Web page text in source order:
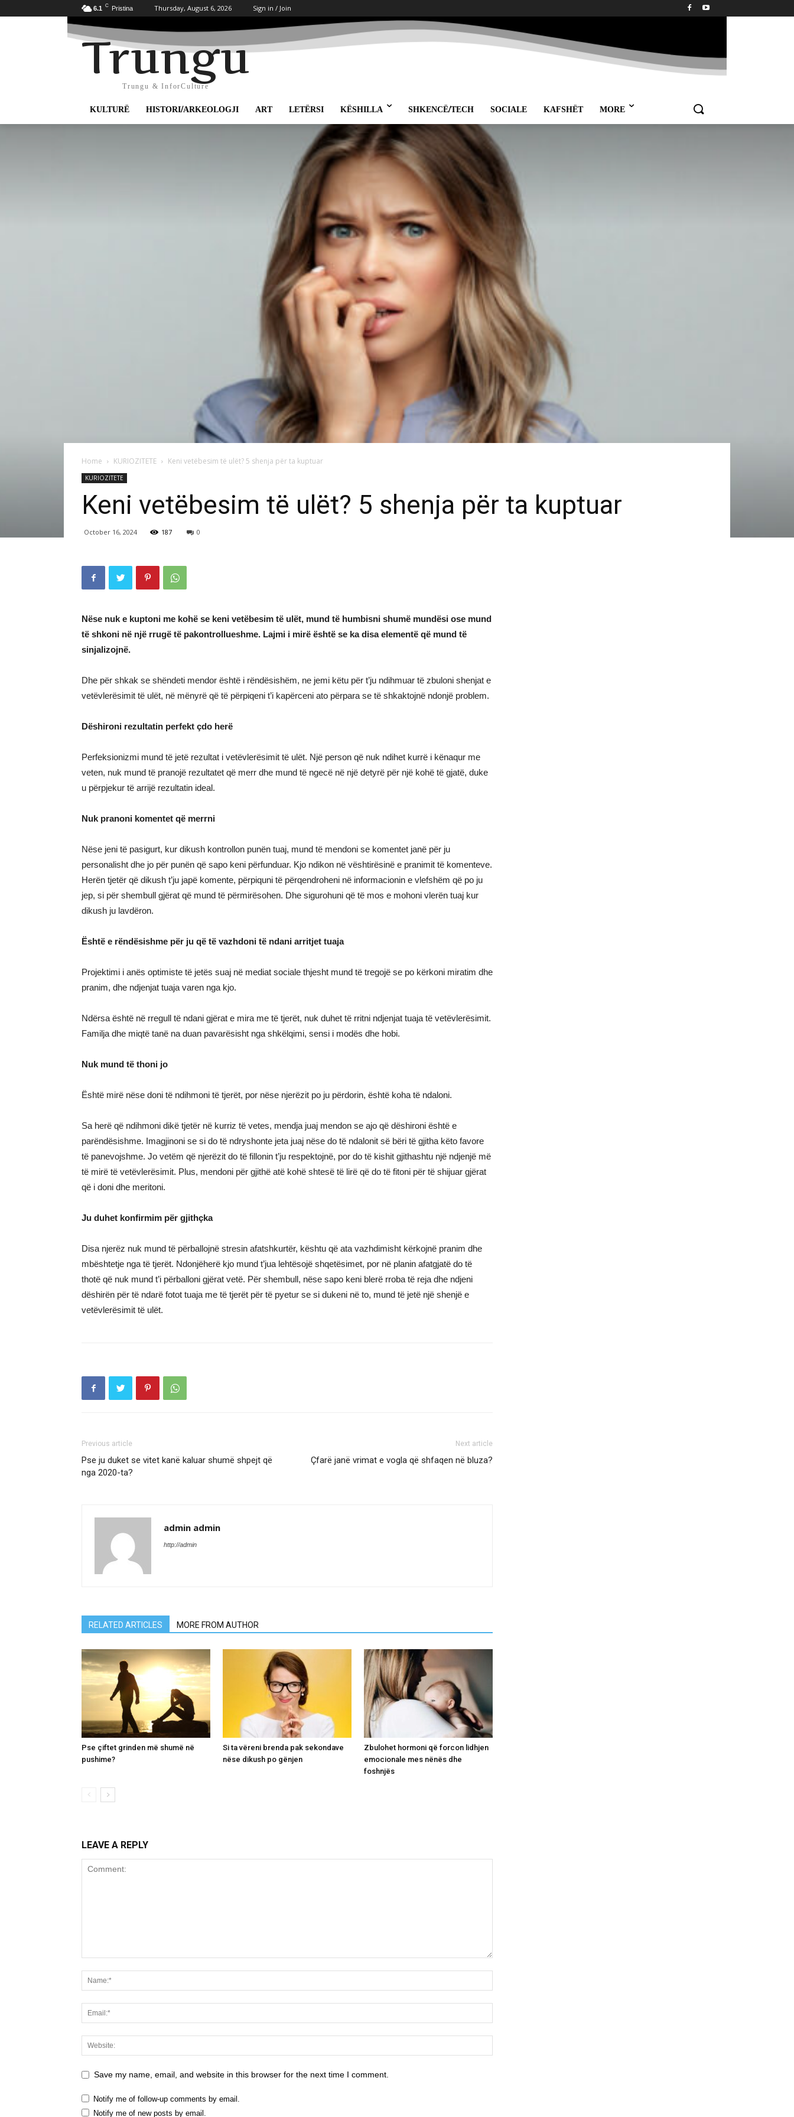
6.1 C Pristina Thursday, August 6, 2026 Sign in / Join
Trungu
Trungu & InforCulture
KULTURË HISTORI/ARKEOLOGJI ART LETËRSI KËSHILLA SHKENCË/TECH SOCIALE KAFSHËT MORE
Home KURIOZITETE Keni vetëbesim të ulët? 5 shenja për ta kuptuar
KURIOZITETE
Keni vetëbesim të ulët? 5 shenja për ta kuptuar
October 16, 2024 187 0
Nëse nuk e kuptoni me kohë se keni vetëbesim të ulët, mund të humbisni shumë mundësi ose mund
të shkoni në një rrugë të pakontrollueshme. Lajmi i mirë është se ka disa elementë që mund të
sinjalizojnë.
Dhe për shkak se shëndeti mendor është i rëndësishëm, ne jemi këtu për t’ju ndihmuar të zbuloni shenjat e
vetëvlerësimit të ulët, në mënyrë që të përpiqeni t’i kapërceni ato përpara se të shkaktojnë ndonjë problem.
Dëshironi rezultatin perfekt çdo herë
Perfeksionizmi mund të jetë rezultat i vetëvlerësimit të ulët. Një person që nuk ndihet kurrë i kënaqur me
veten, nuk mund të pranojë rezultatet që merr dhe mund të ngecë në një detyrë për një kohë të gjatë, duke
u përpjekur të arrijë rezultatin ideal.
Nuk pranoni komentet që merrni
Nëse jeni të pasigurt, kur dikush kontrollon punën tuaj, mund të mendoni se komentet janë për ju
personalisht dhe jo për punën që sapo keni përfunduar. Kjo ndikon në vështirësinë e pranimit të komenteve.
Herën tjetër që dikush t’ju japë komente, përpiquni të përqendroheni në informacionin e vlefshëm që po ju
jep, si për shembull gjërat që mund të përmirësohen. Dhe sigurohuni që të mos e mohoni vlerën tuaj kur
dikush ju lavdëron.
Është e rëndësishme për ju që të vazhdoni të ndani arritjet tuaja
Projektimi i anës optimiste të jetës suaj në mediat sociale thjesht mund të tregojë se po kërkoni miratim dhe
pranim, dhe ndjenjat tuaja varen nga kjo.
Ndërsa është në rregull të ndani gjërat e mira me të tjerët, nuk duhet të rritni ndjenjat tuaja të vetëvlerësimit.
Familja dhe miqtë tanë na duan pavarësisht nga shkëlqimi, sensi i modës dhe hobi.
Nuk mund të thoni jo
Është mirë nëse doni të ndihmoni të tjerët, por nëse njerëzit po ju përdorin, është koha të ndaloni.
Sa herë që ndihmoni dikë tjetër në kurriz të vetes, mendja juaj mendon se ajo që dëshironi është e
parëndësishme. Imagjinoni se si do të ndryshonte jeta juaj nëse do të ndalonit së bëri të gjitha këto favore
të panevojshme. Jo vetëm që njerëzit do të fillonin t’ju respektojnë, por do të kishit gjithashtu një ndjenjë më
të mirë të vetëvlerësimit. Plus, mendoni për gjithë atë kohë shtesë të lirë që do të fitoni për të shijuar gjërat
që i doni dhe meritoni.
Ju duhet konfirmim për gjithçka
Disa njerëz nuk mund të përballojnë stresin afatshkurtër, kështu që ata vazhdimisht kërkojnë pranim dhe
mbështetje nga të tjerët. Ndonjëherë kjo mund t’jua lehtësojë shqetësimet, por në planin afatgjatë do të
thotë që nuk mund t’i përballoni gjërat vetë. Për shembull, nëse sapo keni blerë rroba të reja dhe ndjeni
dëshirën për të ndarë fotot tuaja me të tjerët për të pyetur se si dukeni në to, mund të jetë një shenjë e
vetëvlerësimit të ulët.
Previous article
Pse ju duket se vitet kanë kaluar shumë shpejt që
nga 2020-ta?
Next article
Çfarë janë vrimat e vogla që shfaqen në bluza?
admin admin
http://admin
RELATED ARTICLES MORE FROM AUTHOR
Pse çiftet grinden më shumë në
pushime?
Si ta vëreni brenda pak sekondave
nëse dikush po gënjen
Zbulohet hormoni që forcon lidhjen
emocionale mes nënës dhe
foshnjës
LEAVE A REPLY
Save my name, email, and website in this browser for the next time I comment.
Notify me of follow-up comments by email.
Notify me of new posts by email.